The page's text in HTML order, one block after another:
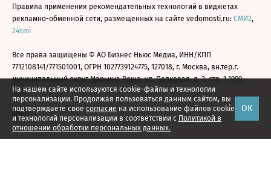
На нашем сайте используются cookie-файлы и технологии
персонализации. Продолжая пользоваться данным сайтом, вы
подтверждаете свое согласие на использование файлов cookie
и технологий персонализации в соответствии с Политикой в
отношении обработки персональных данных.
ОК
Правила применения рекомендательных технологий в виджетах
рекламно-обменной сети, размещенных на сайте vedomosti.ru: СМИ2,
24smi
Все права защищены © АО Бизнес Ньюс Медиа, ИНН/КПП
7712108141/771501001, ОГРН 1027739124775, 127018, г. Москва, вн.тер.г.
муниципальный округ Марьина Роща, ул. Полковая, д. 3, стр. 1 1999—
2026